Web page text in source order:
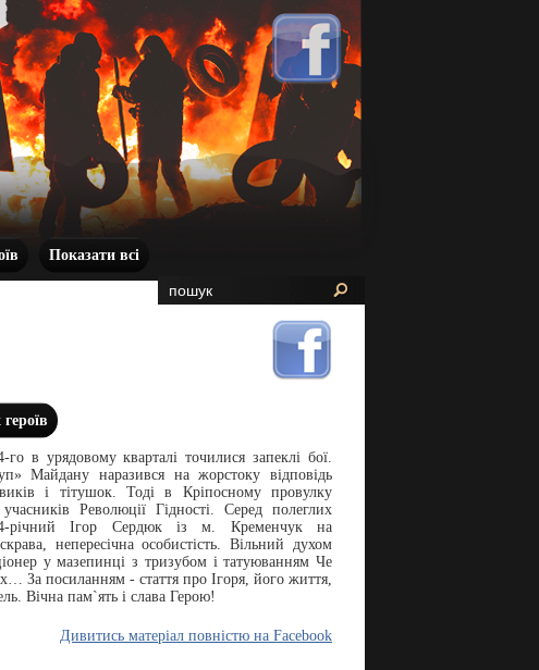
Показати всі
в урядовому кварталі точилися запеклі бої.
Майдану наразився на жорстоку відповідь
і тітушок. Тоді в Кріпосному провулку
Революції Гідності. Серед полеглих
річний Ігор Сердюк із м. Кременчук на
непересічна особистість. Вільний духом
у мазепинці з тризубом і татуюванням Че
За посиланням - стаття про Ігоря, його життя,
Вічна пам`ять і слава Герою!
Дивитись матеріал повністю на Facebook